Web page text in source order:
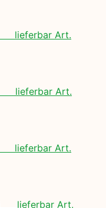
lieferbar Art.
lieferbar Art.
lieferbar Art.
lieferbar Art.